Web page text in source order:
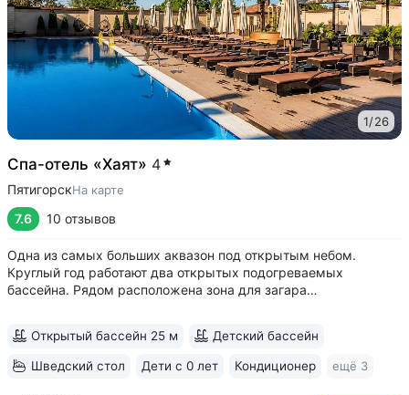
1/26
Спа-отель «Хаят» 4
ПятигорскНа карте
7.6 10 отзывов
Одна из самых больших аквазон под открытым небом.
Круглый год работают два открытых подогреваемых
бассейна. Рядом расположена зона для загара
для гостей отеля — бесплатное посещение хаммама...
Открытый бассейн 25 м Детский бассейн
Шведский стол Дети с 0 лет Кондиционер ещё 3